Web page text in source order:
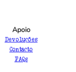
Apoio
Devoluções
Contacto
FAQs